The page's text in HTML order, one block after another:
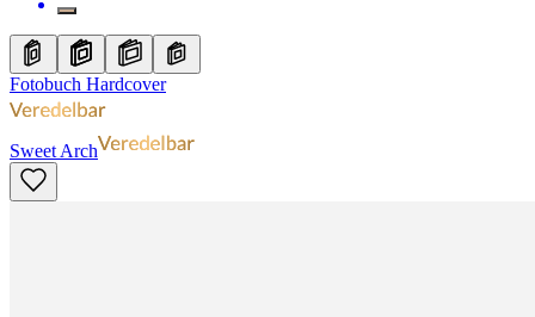
Fotobuch Hardcover
Sweet Arch